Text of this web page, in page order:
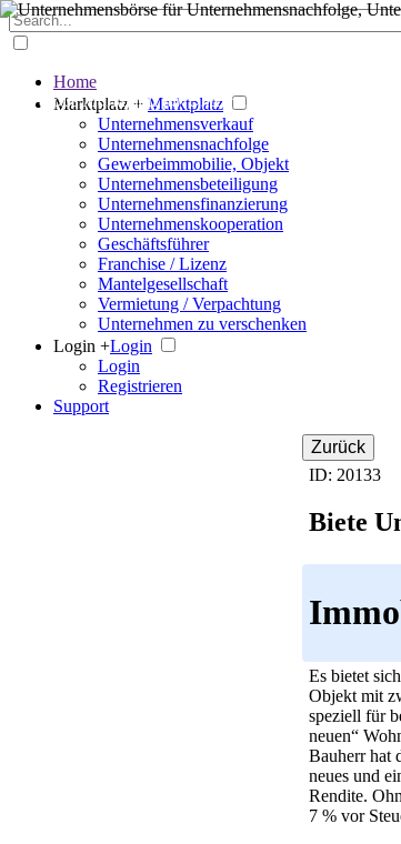
Der große Marktplatz für Unternehmen
Home
Marktplatz + Marktplatz
Unternehmensverkauf
Unternehmensnachfolge
Gewerbeimmobilie, Objekt
Unternehmensbeteiligung
Unternehmensfinanzierung
Unternehmenskooperation
Geschäftsführer
Franchise / Lizenz
Mantelgesellschaft
Vermietung / Verpachtung
Unternehmen zu verschenken
Login +Login
Login
Registrieren
Support
Zurück
ID: 20133
Biete
Es bietet
Objekt mit
speziell für
neuen“
Bauherr hat
neues und
Rendite.
7 % vor